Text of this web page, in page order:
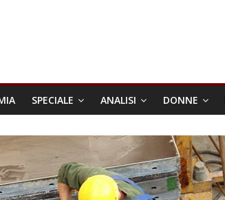
SPECIALE ANALISI DONNE